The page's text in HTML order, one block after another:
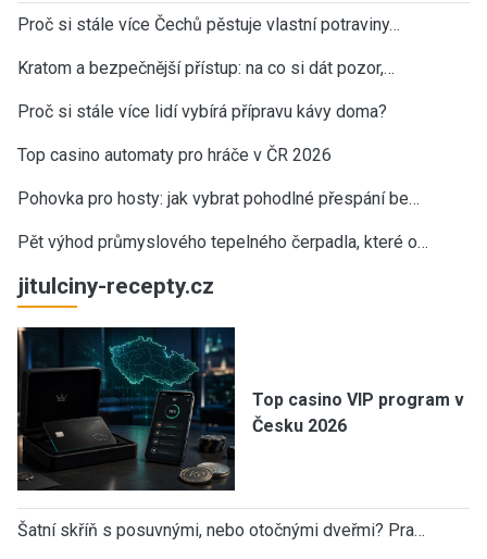
Proč si stále více Čechů pěstuje vlastní potraviny…
Kratom a bezpečnější přístup: na co si dát pozor,…
Proč si stále více lidí vybírá přípravu kávy doma?
Top casino automaty pro hráče v ČR 2026
Pohovka pro hosty: jak vybrat pohodlné přespání be…
Pět výhod průmyslového tepelného čerpadla, které o…
jitulciny-recepty.cz
Top casino VIP program v
Česku 2026
Šatní skříň s posuvnými, nebo otočnými dveřmi? Pra…